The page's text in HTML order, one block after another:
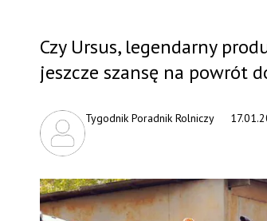
Tygodnik Poradnik Rolniczy
Czy Ursus, legendarny
jeszcze szansę na powrót